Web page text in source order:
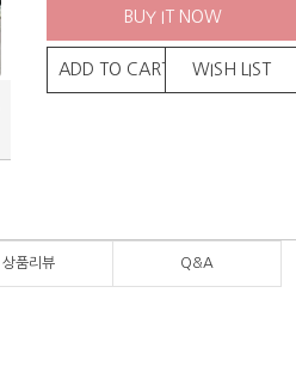
BUY IT NOW
ADD TO CART WISH LIST
상품리뷰 Q&A